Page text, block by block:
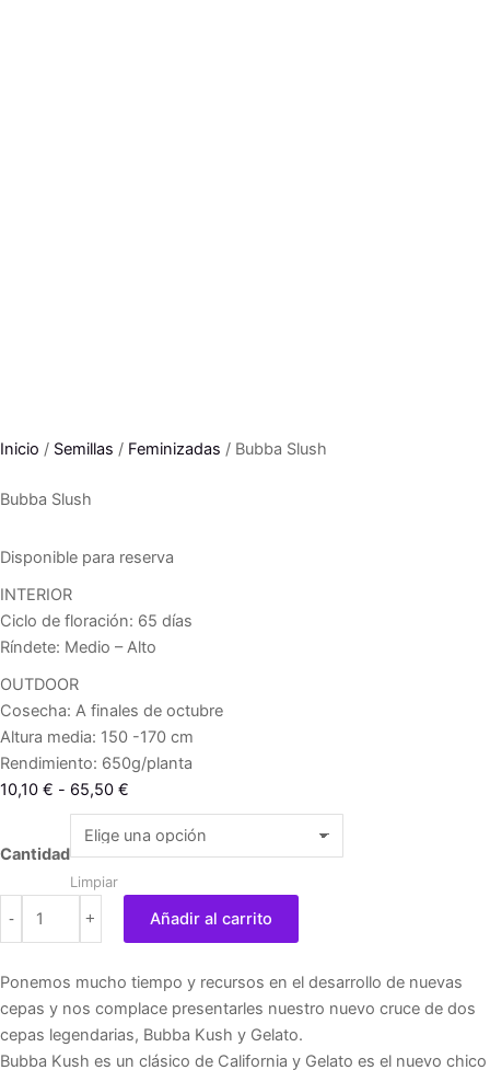
Inicio / Semillas / Feminizadas / Bubba Slush
Bubba Slush
Disponible para reserva
INTERIOR
Ciclo de floración: 65 días
Ríndete: Medio – Alto
OUTDOOR
Cosecha: A finales de octubre
Altura media: 150 -170 cm
Rendimiento: 650g/planta
10,10 € - 65,50 €
de
precios:
10,10 €
hasta
65,50 €
Cantidad
Limpiar
-
Slush
+ Añadir al carrito
Ponemos mucho tiempo y recursos en el desarrollo de nuevas
cepas y nos complace presentarles nuestro nuevo cruce de dos
cepas legendarias, Bubba Kush y Gelato.
Bubba Kush es un clásico de California y Gelato es el nuevo chico